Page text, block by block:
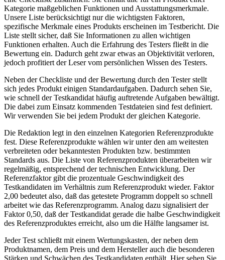
Kategorie maßgeblichen Funktionen und Ausstattungsmerkmale.
Unsere Liste berücksichtigt nur die wichtigsten Faktoren,
spezifische Merkmale eines Produkts erscheinen im Testbericht. Die
Liste stellt sicher, daß Sie Informationen zu allen wichtigen
Funktionen erhalten. Auch die Erfahrung des Testers fließt in die
Bewertung ein. Dadurch geht zwar etwas an Objektivität verloren,
jedoch profitiert der Leser vom persönlichen Wissen des Testers.
Neben der Checkliste und der Bewertung durch den Tester stellt
sich jedes Produkt einigen Standardaufgaben. Dadurch sehen Sie,
wie schnell der Testkandidat häufig auftretende Aufgaben bewältigt.
Die dabei zum Einsatz kommenden Testdateien sind fest definiert.
Wir verwenden Sie bei jedem Produkt der gleichen Kategorie.
Die Redaktion legt in den einzelnen Kategorien Referenzprodukte
fest. Diese Referenzprodukte wählen wir unter den am weitesten
verbreiteten oder bekanntesten Produkten bzw. bestimmten
Standards aus. Die Liste von Referenzprodukten überarbeiten wir
regelmäßig, entsprechend der technischen Entwicklung. Der
Referenzfaktor gibt die prozentuale Geschwindigkeit des
Testkandidaten im Verhältnis zum Referenzprodukt wieder. Faktor
2,00 bedeutet also, daß das getestete Programm doppelt so schnell
arbeitet wie das Referenzprogramm. Analog dazu signalisiert der
Faktor 0,50, daß der Testkandidat gerade die halbe Geschwindigkeit
des Referenzproduktes erreicht, also um die Hälfte langsamer ist.
Jeder Test schließt mit einem Wertungskasten, der neben dem
Produktnamen, dem Preis und dem Hersteller auch die besonderen
Stärken und Schwächen des Testkandidaten enthält. Hier sehen Sie